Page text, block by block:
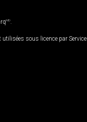
MD
utilisées sous licence par